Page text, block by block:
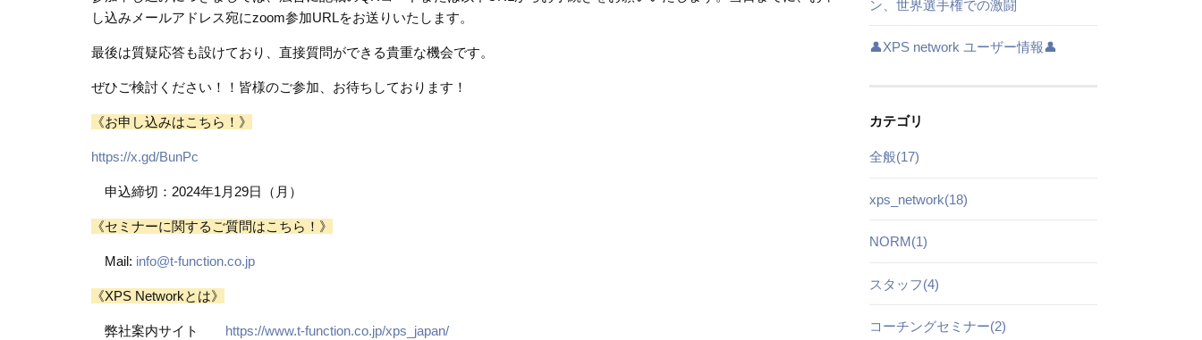
し込みメールアドレス宛にzoom参加URLをお送りいたします。
最後は質疑応答も設けており、直接質問ができる貴重な機会です。
ぜひご検討ください！！皆様のご参加、お待ちしております！
《お申し込みはこちら！》
https://x.gd/BunPc
申込締切：2024年1月29日（月）
《セミナーに関するご質問はこちら！》
Mail: info@t-function.co.jp
《XPS Networkとは》
弊社案内サイト https://www.t-function.co.jp/xps_japan/
ン、世界選手権での激闘
👤XPS network ユーザー情報👤
カテゴリ
全般(17)
xps_network(18)
NORM(1)
スタッフ(4)
コーチングセミナー(2)